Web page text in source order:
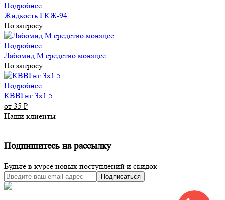
Подробнее
Жидкость ГКЖ-94
По запросу
Подробнее
Лабомид М средство моющее
По запросу
Подробнее
КВВГнг 3х1,5
от 35 ₽
Наши клиенты
Подпишитесь на рассылку
Будьте в курсе новых поступлений и скидок
Подписаться